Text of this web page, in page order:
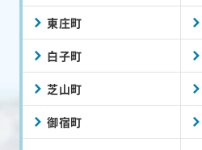
東庄町
白子町
芝山町
御宿町